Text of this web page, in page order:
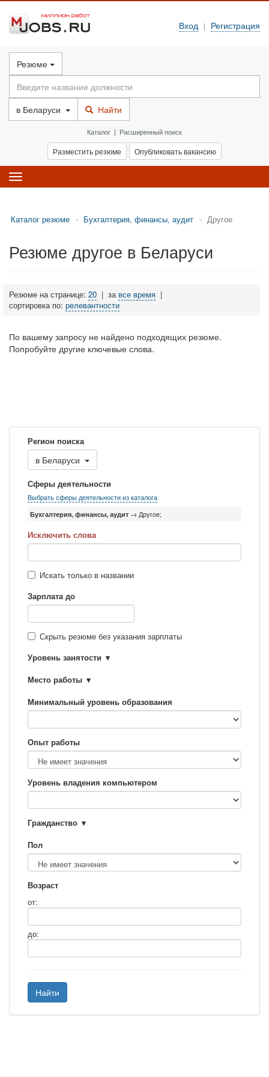
Вход | Регистрация
Резюме
в Беларуси Найти
Каталог | Расширенный поиск
Разместить резюме Опубликовать вакансию
Toggle
navigation
Каталог резюме Бухгалтерия, финансы, аудит Другое
Резюме другое в Беларуси
Резюме на странице: 20 | за все время |
сортировка по: релевантности
По вашему запросу не найдено подходящих резюме.
Попробуйте другие ключевые слова.
Регион поиска
в Беларуси
Сферы деятельности
Выбрать сферы деятельности из каталога
Бухгалтерия, финансы, аудит → Другое;
Исключить слова
Искать только в названии
Зарплата до
Скрыть резюме без указания зарплаты
Уровень занятости
Место работы
Минимальный уровень образования
Опыт работы
Уровень владения компьютером
Гражданство
Пол
Возраст
от:
до:
Найти